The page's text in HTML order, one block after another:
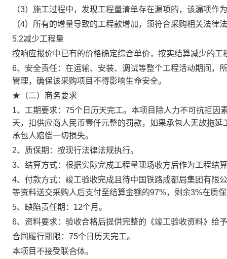
（3）施工过程中，发现工程量清单存在漏项的，该漏项
（4）所有的增量导致的工程款增加，须符合采购相关法律
5.2减少工程量
按响应报价中已有的价格确定综合单价，按实结算减少的工
6、安全责任：在运输、安装、调试等整个工程活动期间，
管理，确保该采购项目不得影响生命安全。
★（二）商务要求
1、工期要求：75个日历天完工。本项目除人力不可抗拒
天，扣供应商人民币壹仟元整的罚款，如果承包人无故拖
承包人赔偿一切损失。
2、质保期：按现行法律法规执行。
3、结算方式：根据实际完成工程量现场收方后作为工程结
4、付款方式：竣工验收完成且待中国铁路成都局集团有限
等资料送交采购人后支付至结算金额的97%，剩余3%在质
5、缺陷责任期：12个月。
6、资料要求：验收合格后提供完整的《竣工验收资料》给
合同履行期限：75个日历天完工。
本项目不接受联合体。